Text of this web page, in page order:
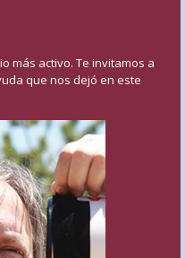
más activo. Te invitamos a
que nos dejó en este